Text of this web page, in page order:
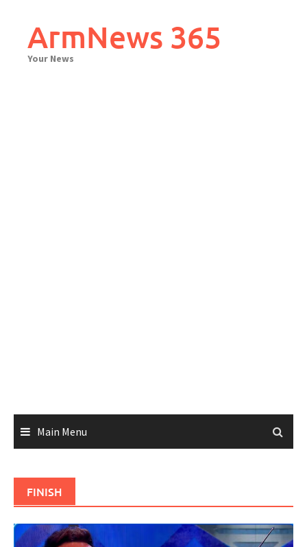
contentArmNews 365
Your News
Main Menu
FINISH